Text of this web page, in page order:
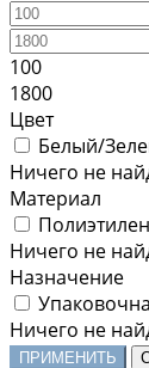
100
1800
Цвет
Белый/
Ничего не
Материал
Полиэтилен
Ничего не
Назначение
Ничего не
ПРИМЕНИТЬ